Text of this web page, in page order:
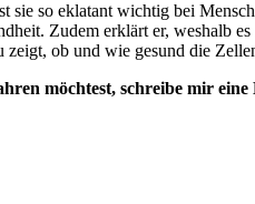
so eklatant wichtig bei
Zudem erklärt er, weshalb
zeigt, ob und wie gesund die
möchtest, schreibe mir eine